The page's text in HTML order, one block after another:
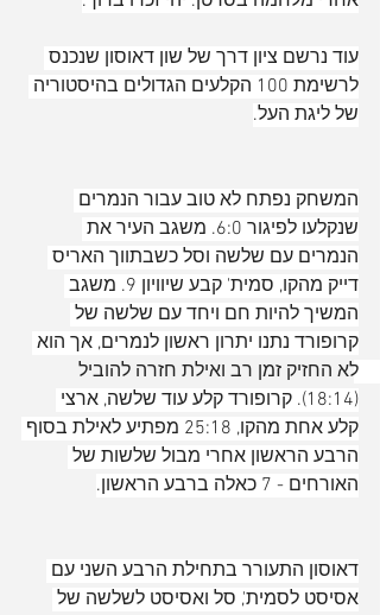
עוד נרשם ציון דרך של שון דאוסון שנכנס
לרשימת 100 הקלעים הגדולים בהיסטוריה
של ליגת העל.
המשחק נפתח לא טוב עבור הנמרים
שנקלעו לפיגור 6:0. משגב העיר את
הנמרים עם שלשה וסל כשבתווך האריס
דייק מהקו, סמית' קבע שיוויון 9. משגב
המשיך להיות חם ויחד עם שלשה של
קרופורד נתנו יתרון ראשון לנמרים, אך הוא
לא החזיק זמן רב ואילת חזרה להוביל
(18:14). קרופורד קלע עוד שלשה, ארצי
קלע אחת מהקו, 25:18 מפתיע לאילת בסוף
הרבע הראשון אחרי מבול שלשות של
האורחים - 7 כאלה ברבע הראשון.
דאוסון התעורר בתחילת הרבע השני עם
אסיסט לסמית', סל ואסיסט לשלשה של